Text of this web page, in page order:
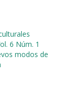
6 Núm. 1
modos de